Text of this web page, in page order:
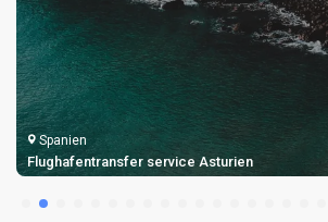
Spanien
Transfers zum Flughafen Teneriffa Nord